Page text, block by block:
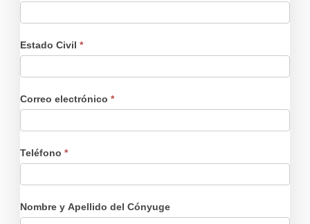
Estado Civil*
Correo electrónico*
Teléfono*
Nombre y Apellido del Cónyuge